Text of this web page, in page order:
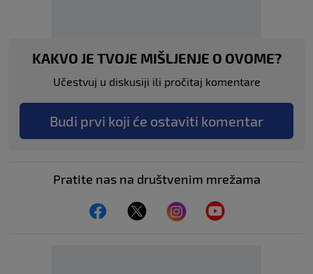
KAKVO JE TVOJE MIŠLJENJE O OVOME?
Učestvuj u diskusiji ili pročitaj komentare
Budi prvi koji će ostaviti komentar
Pratite nas na društvenim mrežama